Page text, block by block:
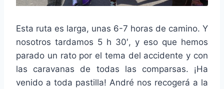
Esta ruta es larga, unas 6-7 horas de camino. Y
nosotros tardamos 5 h 30′, y eso que hemos
parado un rato por el tema del accidente y con
las caravanas de todas las comparsas. ¡Ha
venido a toda pastilla! André nos recogerá a la